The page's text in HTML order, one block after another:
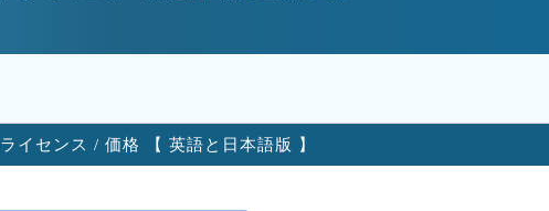
ライセンス / 価格 【 英語と日本語版 】